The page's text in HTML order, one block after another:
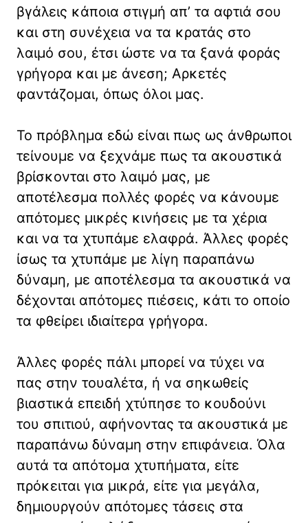
βγάλεις κάποια στιγμή απ’ τα αφτιά σου
και στη συνέχεια να τα κρατάς στο
λαιμό σου, έτσι ώστε να τα ξανά φοράς
γρήγορα και με άνεση; Αρκετές
φαντάζομαι, όπως όλοι μας.
Το πρόβλημα εδώ είναι πως ως άνθρωποι
τείνουμε να ξεχνάμε πως τα ακουστικά
βρίσκονται στο λαιμό μας, με
αποτέλεσμα πολλές φορές να κάνουμε
απότομες μικρές κινήσεις με τα χέρια
και να τα χτυπάμε ελαφρά. Άλλες φορές
ίσως τα χτυπάμε με λίγη παραπάνω
δύναμη, με αποτέλεσμα τα ακουστικά να
δέχονται απότομες πιέσεις, κάτι το οποίο
τα φθείρει ιδιαίτερα γρήγορα.
Άλλες φορές πάλι μπορεί να τύχει να
πας στην τουαλέτα, ή να σηκωθείς
βιαστικά επειδή χτύπησε το κουδούνι
του σπιτιού, αφήνοντας τα ακουστικά με
παραπάνω δύναμη στην επιφάνεια. Όλα
αυτά τα απότομα χτυπήματα, είτε
πρόκειται για μικρά, είτε για μεγάλα,
δημιουργούν απότομες τάσεις στα